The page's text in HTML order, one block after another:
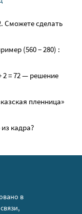
Сможете сделать
(560 − 280) :
2 = 72 — решение
пленница»
кадра?
в